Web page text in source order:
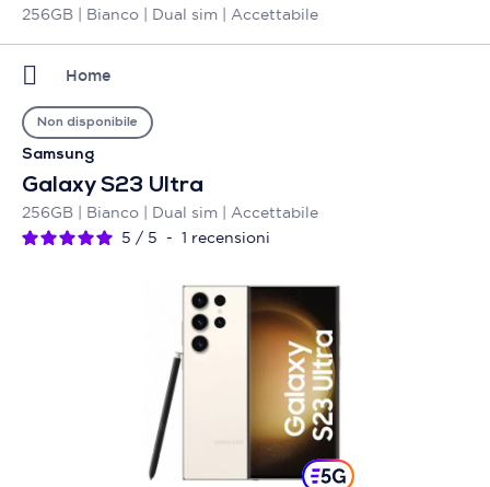
256GB | Bianco | Dual sim | Accettabile
Home
Samsung
Galaxy S23 Ultra
256GB | Bianco | Dual sim | Accettabile
5 / 5 - 1 recensioni
Non disponibile